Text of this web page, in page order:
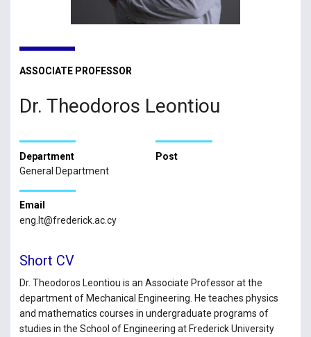
ASSOCIATE PROFESSOR
Dr. Theodoros Leontiou
Department
General Department
Post
Email
eng.lt@frederick.ac.cy
Short CV
Dr. Theodoros Leontiou is an Associate Professor at the
department of Mechanical Engineering. He teaches physics
and mathematics courses in undergraduate programs of
studies in the School of Engineering at Frederick University